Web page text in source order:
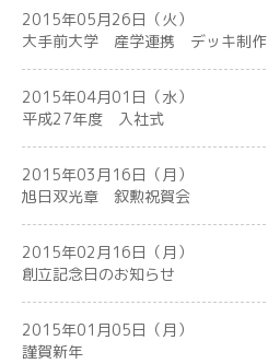
2015年05月26日（火）
大手前大学 産学連携 デッキ制作
2015年04月01日（水）
平成27年度 入社式
2015年03月16日（月）
旭日双光章 叙勲祝賀会
2015年02月16日（月）
創立記念日のお知らせ
2015年01月05日（月）
謹賀新年